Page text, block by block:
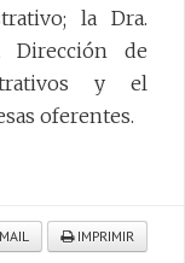
la Dra.
Dirección de
y el
oferentes.
IMPRIMIR